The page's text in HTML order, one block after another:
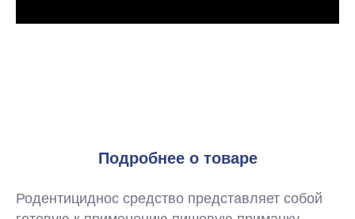
Подробнее о товаре
Родентициднос средство представляет собой